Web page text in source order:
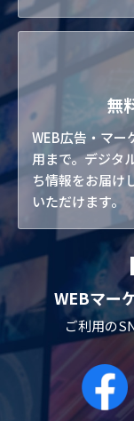
無
WEB広告・マー
用まで。デジタ
ち情報をお届け
いただけます。
WEBマー
ご利用の